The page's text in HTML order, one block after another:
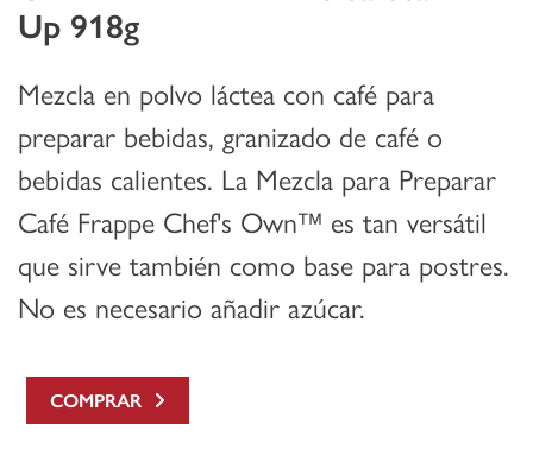
Up 918g
Mezcla en polvo láctea con café para
preparar bebidas, granizado de café o
bebidas calientes. La Mezcla para Preparar
Café Frappe Chef's Own™ es tan versátil
que sirve también como base para postres.
No es necesario añadir azúcar.
COMPRAR